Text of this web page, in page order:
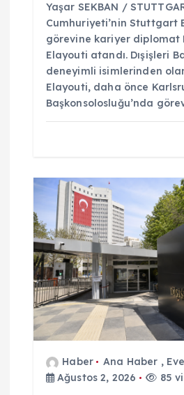
Yaşar SEKBAN /
Cumhuriyeti’nin Stuttgart
görevine kariyer diplomat
Elayouti atandı. Dışişleri
deneyimli isimlerinden
Elayouti, daha önce
Başkonsolosluğu’nda
Haber Ana Haber ,
Ağustos 2, 2026
85